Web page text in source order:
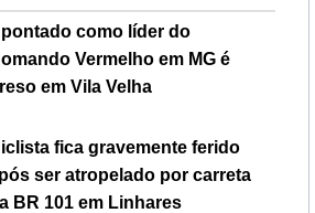
como líder do
Vermelho em MG é
em Vila Velha
fica gravemente ferido
ser atropelado por carreta
BR 101 em Linhares